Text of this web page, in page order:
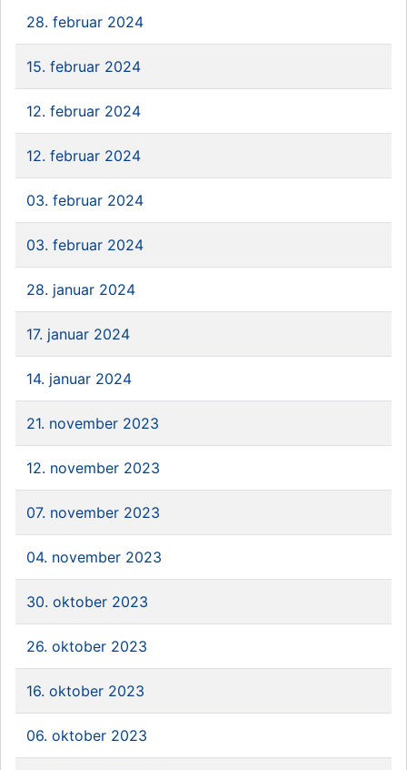
28. februar 2024
15. februar 2024
12. februar 2024
12. februar 2024
03. februar 2024
03. februar 2024
28. januar 2024
17. januar 2024
14. januar 2024
21. november 2023
12. november 2023
07. november 2023
04. november 2023
30. oktober 2023
26. oktober 2023
16. oktober 2023
06. oktober 2023